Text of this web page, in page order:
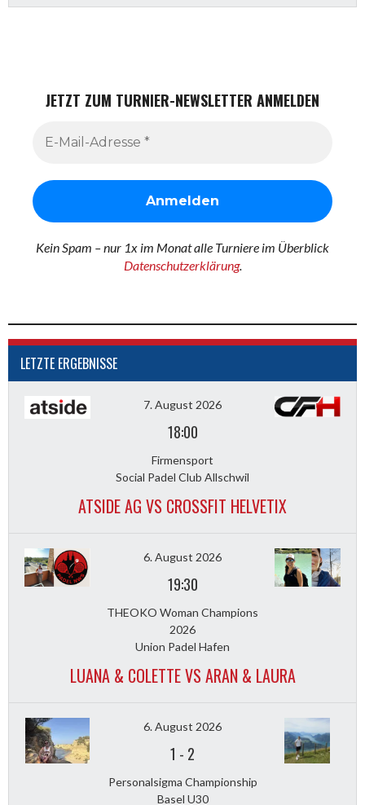
JETZT ZUM TURNIER-NEWSLETTER ANMELDEN
Kein Spam – nur 1x im Monat alle Turniere im Überblick
Datenschutzerklärung.
LETZTE ERGEBNISSE
7. August 2026
18:00
Firmensport
Social Padel Club Allschwil
ATSIDE AG VS CROSSFIT HELVETIX
6. August 2026
19:30
THEOKO Woman Champions
2026
Union Padel Hafen
LUANA & COLETTE VS ARAN & LAURA
6. August 2026
1 - 2
Personalsigma Championship
Basel U30